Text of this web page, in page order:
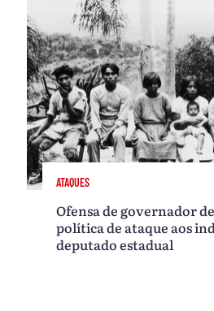
ATAQUES
Ofensa de governador
política de ataque aos
deputado estadual